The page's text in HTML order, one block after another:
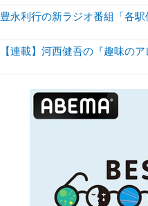
豊永利行の新ラジオ番組「各
【連載】河西健吾の『趣味のア